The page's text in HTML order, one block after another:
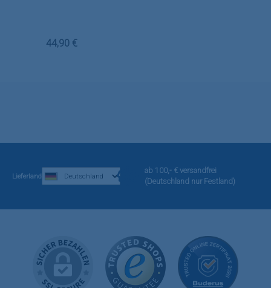
Regulärer Preis:
44,90 €
Lieferland
ab 100,- € versandfrei
(Deutschland nur Festland)